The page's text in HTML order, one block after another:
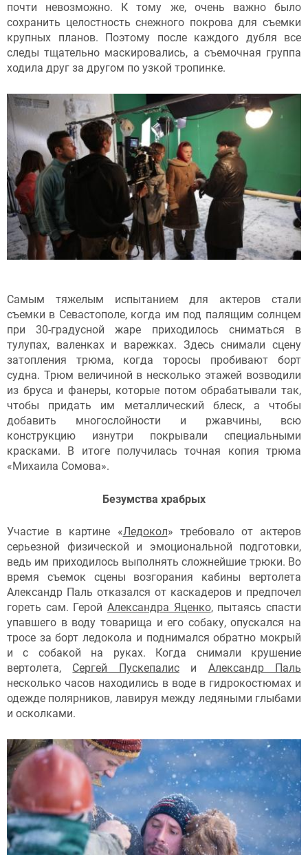
почти невозможно. К тому же, очень важно было
сохранить целостность снежного покрова для съемки
крупных планов. Поэтому после каждого дубля все
следы тщательно маскировались, а съемочная группа
ходила друг за другом по узкой тропинке.
Самым тяжелым испытанием для актеров стали
съемки в Севастополе, когда им под палящим солнцем
при 30-градусной жаре приходилось сниматься в
тулупах, валенках и варежках. Здесь снимали сцену
затопления трюма, когда торосы пробивают борт
судна. Трюм величиной в несколько этажей возводили
из бруса и фанеры, которые потом обрабатывали так,
чтобы придать им металлический блеск, а чтобы
добавить многослойности и ржавчины, всю
конструкцию изнутри покрывали специальными
красками. В итоге получилась точная копия трюма
«Михаила Сомова».
Безумства храбрых
Участие в картине «Ледокол» требовало от актеров
серьезной физической и эмоциональной подготовки,
ведь им приходилось выполнять сложнейшие трюки. Во
время съемок сцены возгорания кабины вертолета
Александр Паль отказался от каскадеров и предпочел
гореть сам. Герой Александра Яценко, пытаясь спасти
упавшего в воду товарища и его собаку, опускался на
тросе за борт ледокола и поднимался обратно мокрый
и с собакой на руках. Когда снимали крушение
вертолета, Сергей Пускепалиси Александр Паль
несколько часов находились в воде в гидрокостюмах и
одежде полярников, лавируя между ледяными глыбами
и осколками.